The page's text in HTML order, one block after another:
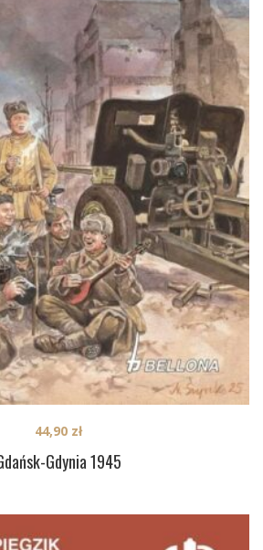
Gdynia 1945
44,90 zł